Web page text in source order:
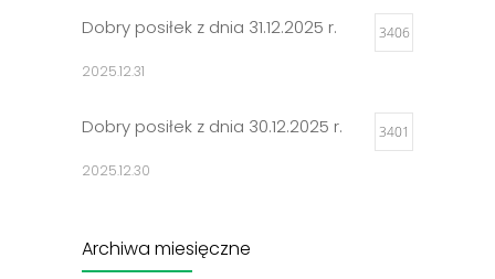
Dobry posiłek z dnia 31.12.2025 r. 3406
2025.12.31
Dobry posiłek z dnia 30.12.2025 r. 3401
2025.12.30
2024.12.27
Archiwa miesięczne